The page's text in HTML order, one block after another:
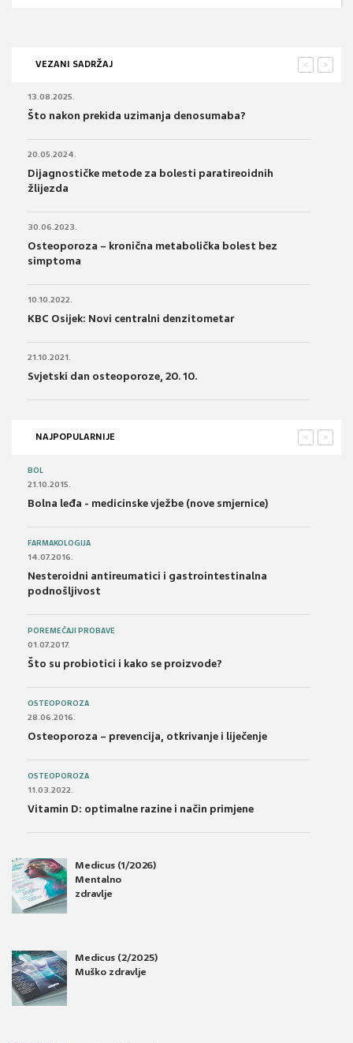
VEZANI SADRŽAJ >
<
13.08.2025.
Što nakon prekida uzimanja denosumaba?
20.05.2024.
Dijagnostičke metode za bolesti paratireoidnih
žlijezda
30.06.2023.
Osteoporoza – kronična metabolička bolest bez
simptoma
10.10.2022.
KBC Osijek: Novi centralni denzitometar
21.10.2021.
Svjetski dan osteoporoze, 20. 10.
NAJPOPULARNIJE >
<
BOL
21.10.2015.
Bolna leđa - medicinske vježbe (nove smjernice)
FARMAKOLOGIJA
14.07.2016.
Nesteroidni antireumatici i gastrointestinalna
podnošljivost
POREMEĆAJI PROBAVE
01.07.2017.
Što su probiotici i kako se proizvode?
OSTEOPOROZA
28.06.2016.
Osteoporoza – prevencija, otkrivanje i liječenje
OSTEOPOROZA
11.03.2022.
Vitamin D: optimalne razine i način primjene
Medicus (1/2026)
Mentalno
zdravlje
Medicus (2/2025)
Muško zdravlje